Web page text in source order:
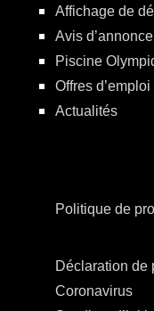
Affichage de
Avis
Piscine
Offres d’emploi
Actualités
Politique de
Déclaration de
Coronavirus